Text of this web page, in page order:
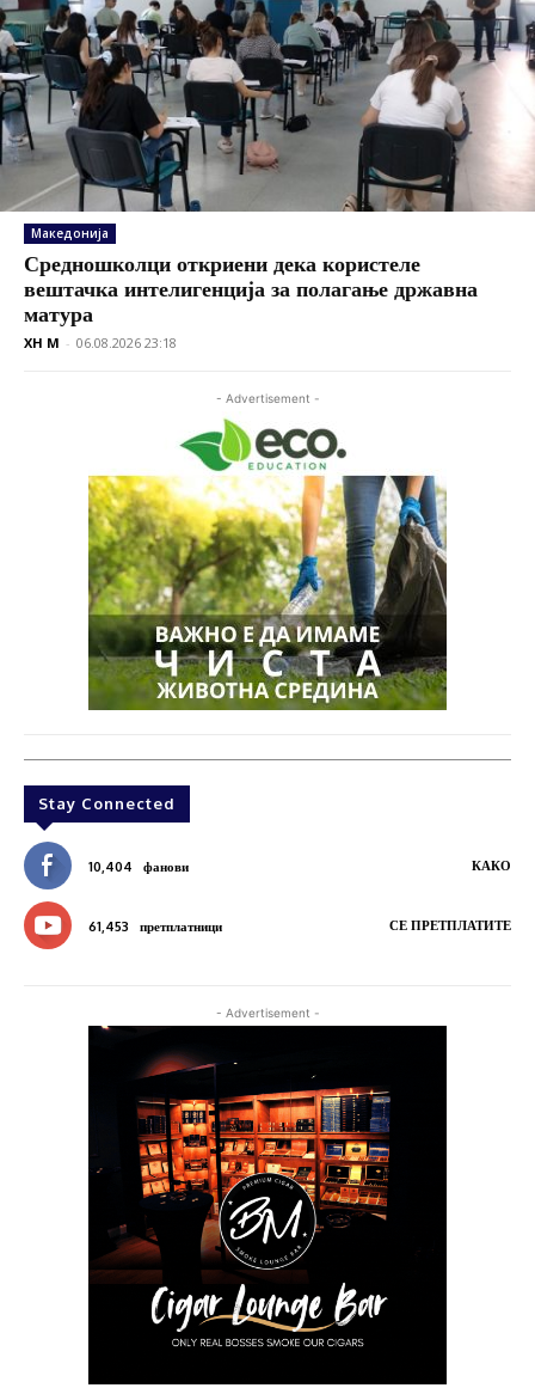
Македонија
Средношколци откриени дека користеле
вештачка интелигенција за полагање државна
матура
XH M - 06.08.2026 23:18
- Advertisement -
Stay Connected
10,404 фанови КАКО
61,453 претплатници СЕ ПРЕТПЛАТИТЕ
- Advertisement -